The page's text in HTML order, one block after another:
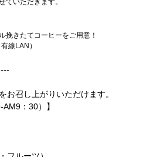
いただきます。
きたてコーヒーをご用意！
線LAN）
お召し上がりいただけます。
：30）】
プラン